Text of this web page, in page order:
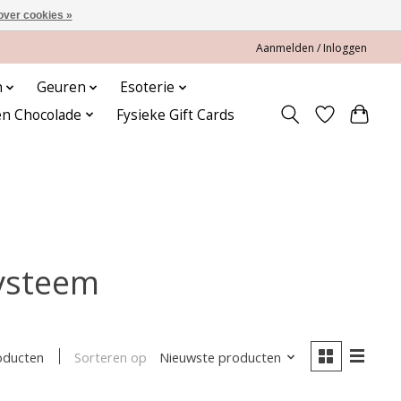
Aanmelden / Inloggen
Geuren
Esoterie
Chocolade
Fysieke Gift Cards
Sorteren op Nieuwste producten
cookies »